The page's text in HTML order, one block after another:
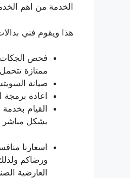
الخدمة من اهم
هذا ويقوم فني
فحص الجكات
ممتازة
صيانة
اعادة برمجة
القيام
بشكل
اسعارنا
ورضاكم
العارضية